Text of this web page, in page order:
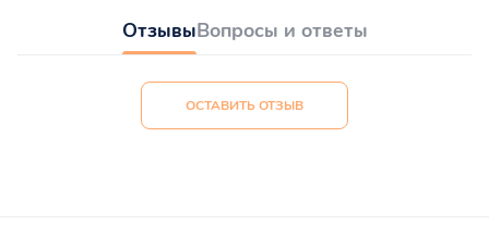
ОтзывыВопросы и ответы
ОСТАВИТЬ ОТЗЫВ